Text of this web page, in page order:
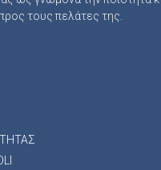
τους πελάτες της.